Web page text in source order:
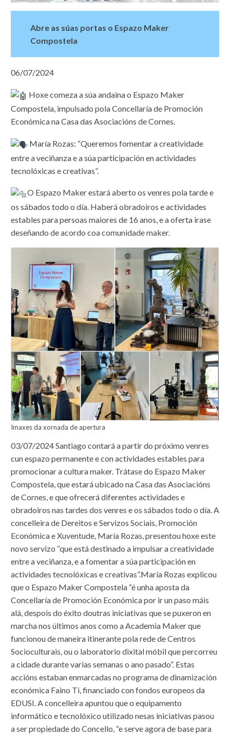
Abre as súas portas o Espazo Maker
Compostela
06/07/2024
Hoxe comeza a súa andaina o Espazo Maker
Compostela, impulsado pola Concellaría de Promoción
Económica na Casa das Asociacións de Cornes.
María Rozas: “Queremos fomentar a creatividade
entre a veciñanza e a súa participación en actividades
tecnolóxicas e creativas”.
O Espazo Maker estará aberto os venres pola tarde e
os sábados todo o día. Haberá obradoiros e actividades
estables para persoas maiores de 16 anos, e a oferta irase
deseñando de acordo coa comunidade maker.
Imaxes da xornada de apertura
03/07/2024 Santiago contará a partir do próximo venres
cun espazo permanente e con actividades estables para
promocionar a cultura maker. Trátase do Espazo Maker
Compostela, que estará ubicado na Casa das Asociacións
de Cornes, e que ofrecerá diferentes actividades e
obradoiros nas tardes dos venres e os sábados todo o día. A
concelleira de Dereitos e Servizos Sociais, Promoción
Económica e Xuventude, María Rozas, presentou hoxe este
novo servizo “que está destinado a impulsar a creatividade
entre a veciñanza, e a fomentar a súa participación en
actividades tecnolóxicas e creativas”.María Rozas explicou
que o Espazo Maker Compostela “é unha aposta da
Concellaría de Promoción Económica por ir un paso máis
alá, despois do éxito doutras iniciativas que se puxeron en
marcha nos últimos anos como a Academia Maker que
funcionou de maneira itinerante pola rede de Centros
Socioculturais, ou o laboratorio dixital móbil que percorreu
a cidade durante varias semanas o ano pasado”. Estas
accións estaban enmarcadas no programa de dinamización
económica Faino Ti, financiado con fondos europeos da
EDUSI. A concelleira apuntou que o equipamento
informático e tecnolóxico utilizado nesas iniciativas pasou
a ser propiedade do Concello, “e serve agora de base para